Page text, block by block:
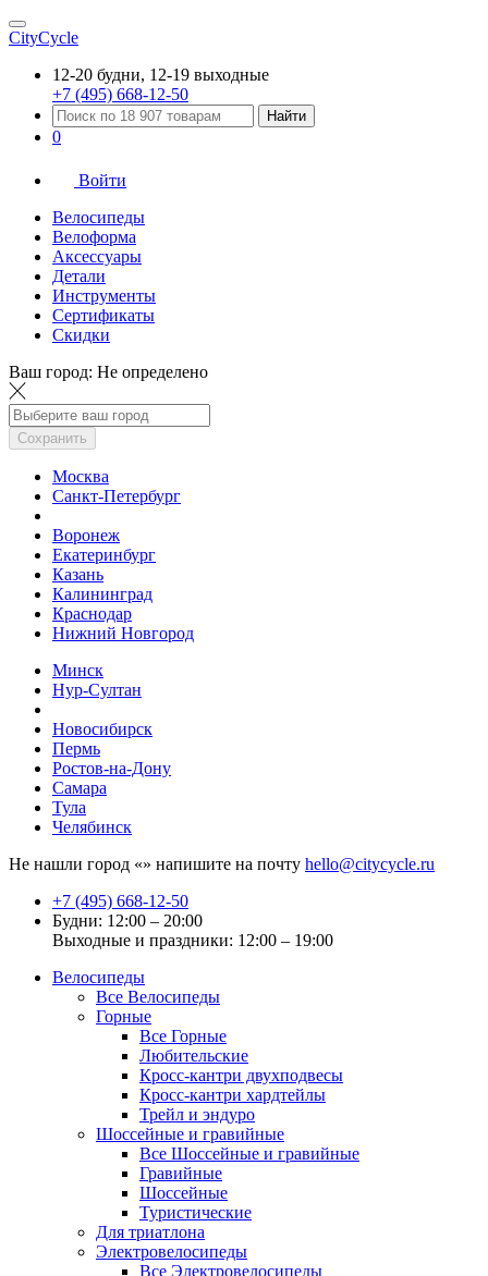
CityCycle
12-20 будни, 12-19 выходные
+7 (495) 668-12-50
Найти
0
Войти
Велосипеды
Велоформа
Аксессуары
Детали
Инструменты
Сертификаты
Скидки
Ваш город: Не определено
Сохранить
Москва
Санкт-Петербург
Воронеж
Екатеринбург
Казань
Калининград
Краснодар
Нижний Новгород
Минск
Нур-Султан
Новосибирск
Пермь
Ростов-на-Дону
Самара
Тула
Челябинск
Не нашли город «» напишите на почту hello@citycycle.ru
+7 (495) 668-12-50
Будни: 12:00 – 20:00
Выходные и праздники: 12:00 – 19:00
Велосипеды
Все Велосипеды
Горные
Все Горные
Любительские
Кросс-кантри двухподвесы
Кросс-кантри хардтейлы
Трейл и эндуро
Шоссейные и гравийные
Все Шоссейные и гравийные
Гравийные
Шоссейные
Туристические
Для триатлона
Электровелосипеды
Все Электровелосипеды